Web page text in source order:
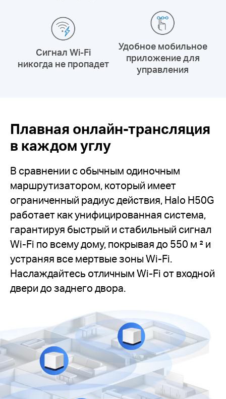
Сигнал Wi-Fi
никогда не пропадет
Удобное мобильное
приложение для
управления
Плавная онлайн-трансляция
в каждом углу
В сравнении с обычным одиночным
маршрутизатором, который имеет
ограниченный радиус действия, Halo H50G
работает как унифицированная система,
гарантируя быстрый и стабильный сигнал
Wi-Fi по всему дому, покрывая до 550 м ² и
устраняя все мертвые зоны Wi-Fi.
Наслаждайтесь отличным Wi-Fi от входной
двери до заднего двора.